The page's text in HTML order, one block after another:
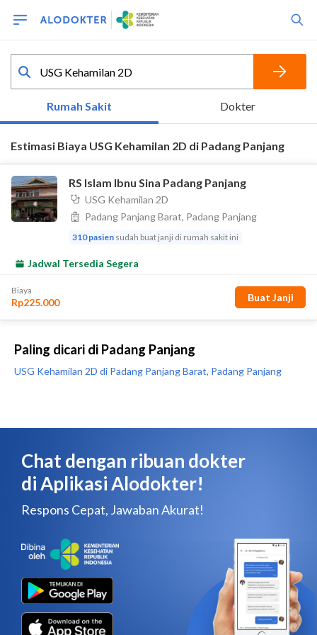
Paling dicari di Padang Panjang
USG Kehamilan 2D di Padang Panjang Barat, Padang Panjang